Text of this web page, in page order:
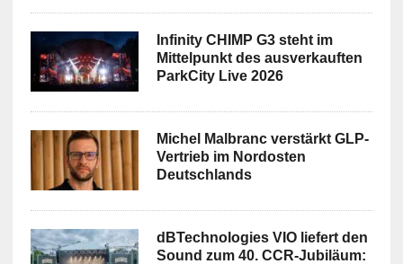
Infinity CHIMP G3 steht im
Mittelpunkt des ausverkauften
ParkCity Live 2026
Michel Malbranc verstärkt GLP-
Vertrieb im Nordosten
Deutschlands
dBTechnologies VIO liefert den
Sound zum 40. CCR-Jubiläum: